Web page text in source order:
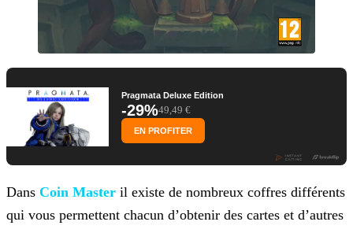
Pragmata Deluxe Edition
-29%49,49 €
EN PROFITER
Dans Coin Master il existe de nombreux coffres différents
qui vous permettent chacun d’obtenir des cartes et d’autres